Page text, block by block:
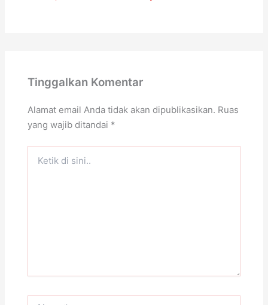
Tinggalkan Komentar
Alamat email Anda tidak akan dipublikasikan. Ruas
yang wajib ditandai *